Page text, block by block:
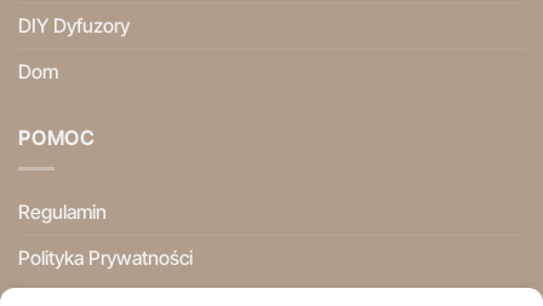
DIY Dyfuzory
Dom
POMOC
Regulamin
Polityka Prywatności